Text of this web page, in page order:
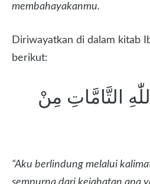
membahayakanmu.
Diriwayatkan di dalam kitab
berikut:
التَّامَّاتِ مِنْ
“Aku berlindung melalui